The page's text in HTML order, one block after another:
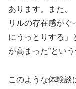
あります。また、
リルの存在感が
にうっとりする」
が高まった”とい
このような体験談